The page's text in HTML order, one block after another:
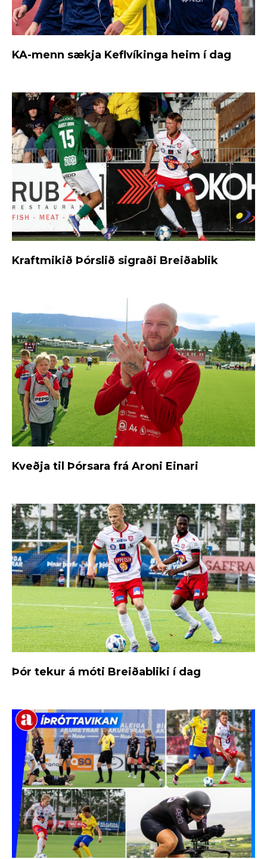
KA-menn sækja Keflvíkinga heim í dag
Kraftmikið Þórslið sigraði Breiðablik
Kveðja til Þórsara frá Aroni Einari
Þór tekur á móti Breiðabliki í dag